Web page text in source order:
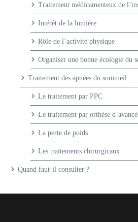
Traitement médicamenteux de
Intérêt de la lumière
Rôle de l’activité physique
Organiser une bonne écologie du
Traitement des apnées du sommeil
Le traitement par PPC
Le traitement par orthèse
La perte de poids
Les traitements chirurgicaux
Quand faut-il consulter ?